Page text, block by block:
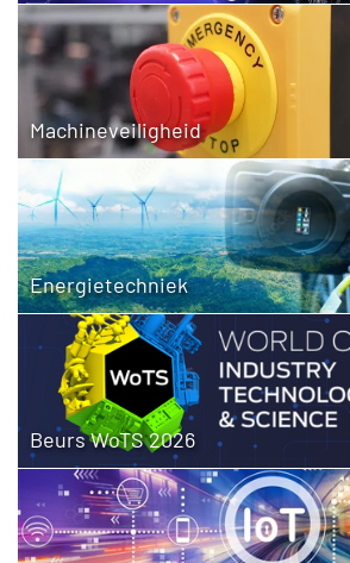
Machineveiligheid
Energietechniek
Beurs WoTS 2026